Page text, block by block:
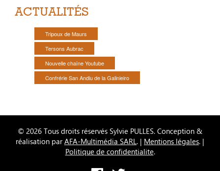
ACTUALITÉS
Tripoux de Maurs
Tersons Aubrac
Nouvelle chaîne Youtube
Confrérie San Andiu de la Galinieiro
© 2026 Tous droits réservés Sylvie PULLES. Conception &
réalisation parAFA-Multimédia SARL. | Mentions légales. |
Politique de confidentialite.